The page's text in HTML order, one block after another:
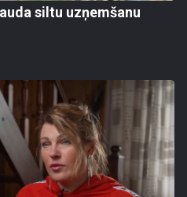
siltu uzņemšanu